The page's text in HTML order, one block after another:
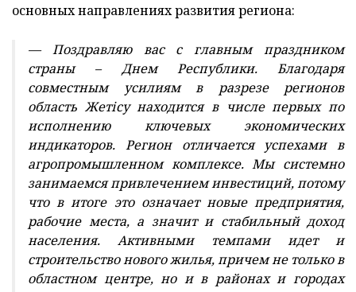
основных направлениях развития региона:
— Поздравляю вас с главным праздником
страны – Днем Республики. Благодаря
совместным усилиям в разрезе регионов
область Жетісу находится в числе первых по
исполнению ключевых экономических
индикаторов. Регион отличается успехами в
агропромышленном комплексе. Мы системно
занимаемся привлечением инвестиций, потому
что в итоге это означает новые предприятия,
рабочие места, а значит и стабильный доход
населения. Активными темпами идет и
строительство нового жилья, причем не только в
областном центре, но и в районах и городах